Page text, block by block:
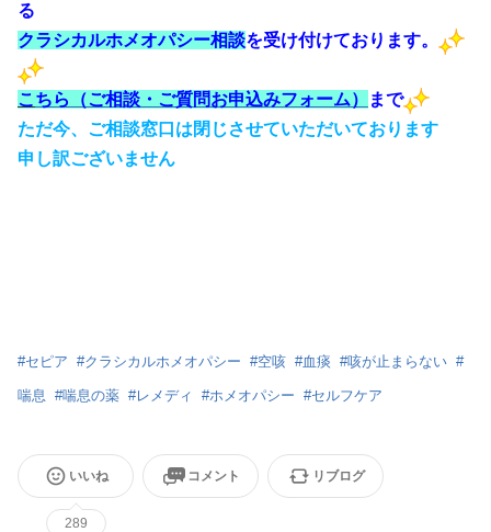
る
クラシカルホメオパシー相談を受け付けております。
こ ちら（ご相談・ご質問お申込みフォーム）
まで
ただ今、ご相談窓口は閉じさせていただいております
申し訳ございません
#セピア #クラシカルホメオパシー #空咳 #血痰 #咳が止まらない #
喘息 #喘息の薬 #レメディ #ホメオパシー #セルフケア
いいね
289
コメント リブログ